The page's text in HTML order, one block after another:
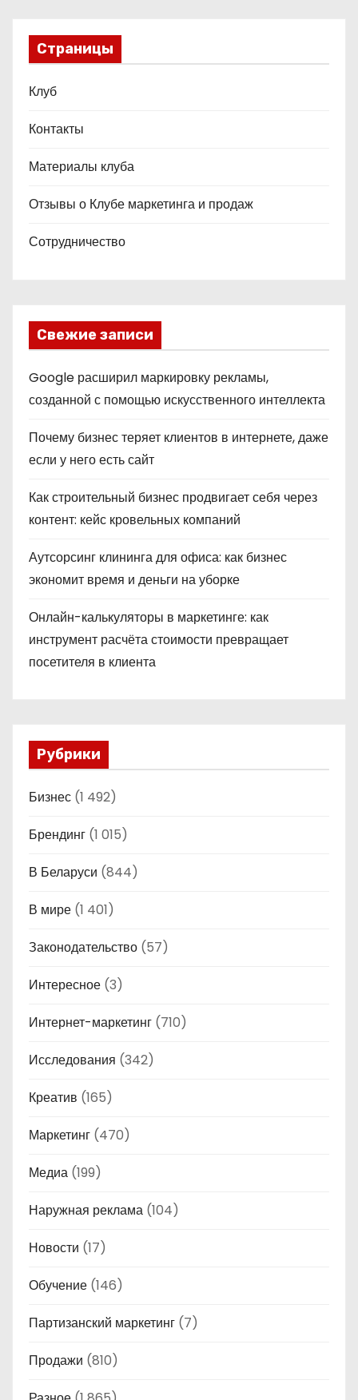
Страницы
Клуб
Контакты
Материалы клуба
Отзывы о Клубе маркетинга и продаж
Сотрудничество
Свежие записи
Google расширил маркировку рекламы,
созданной с помощью искусственного интеллекта
Почему бизнес теряет клиентов в интернете, даже
если у него есть сайт
Как строительный бизнес продвигает себя через
контент: кейс кровельных компаний
Аутсорсинг клининга для офиса: как бизнес
экономит время и деньги на уборке
Онлайн-калькуляторы в маркетинге: как
инструмент расчёта стоимости превращает
посетителя в клиента
Рубрики
Бизнес (1 492)
Брендинг (1 015)
В Беларуси (844)
В мире (1 401)
Законодательство (57)
Интересное (3)
Интернет-маркетинг (710)
Исследования (342)
Креатив (165)
Маркетинг (470)
Медиа (199)
Наружная реклама (104)
Новости (17)
Обучение (146)
Партизанский маркетинг (7)
Продажи (810)